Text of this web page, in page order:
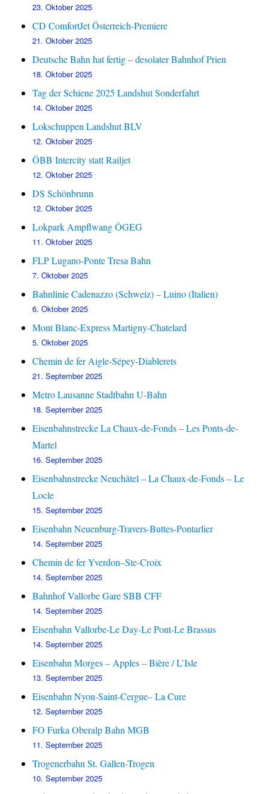
23. Oktober 2025
CD ComfortJet Österreich-Premiere
21. Oktober 2025
Deutsche Bahn hat fertig – desolater Bahnhof Prien
18. Oktober 2025
Tag der Schiene 2025 Landshut Sonderfahrt
14. Oktober 2025
Lokschuppen Landshut BLV
12. Oktober 2025
ÖBB Intercity statt Railjet
12. Oktober 2025
DS Schönbrunn
12. Oktober 2025
Lokpark Ampflwang ÖGEG
11. Oktober 2025
FLP Lugano-Ponte Tresa Bahn
7. Oktober 2025
Bahnlinie Cadenazzo (Schweiz) – Luino (Italien)
6. Oktober 2025
Mont Blanc-Express Martigny-Chatelard
5. Oktober 2025
Chemin de fer Aigle-Sépey-Diablerets
21. September 2025
Metro Lausanne Stadtbahn U-Bahn
18. September 2025
Eisenbahnstrecke La Chaux-de-Fonds – Les Ponts-de-
Martel
16. September 2025
Eisenbahnstrecke Neuchâtel – La Chaux-de-Fonds – Le
Locle
15. September 2025
Eisenbahn Neuenburg-Travers-Buttes-Pontarlier
14. September 2025
Chemin de fer Yverdon–Ste-Croix
14. September 2025
Bahnhof Vallorbe Gare SBB CFF
14. September 2025
Eisenbahn Vallorbe-Le Day-Le Pont-Le Brassus
14. September 2025
Eisenbahn Morges – Apples – Bière / L’Isle
13. September 2025
Eisenbahn Nyon-Saint-Cergue– La Cure
12. September 2025
FO Furka Oberalp Bahn MGB
11. September 2025
Trogenerbahn St. Gallen-Trogen
10. September 2025